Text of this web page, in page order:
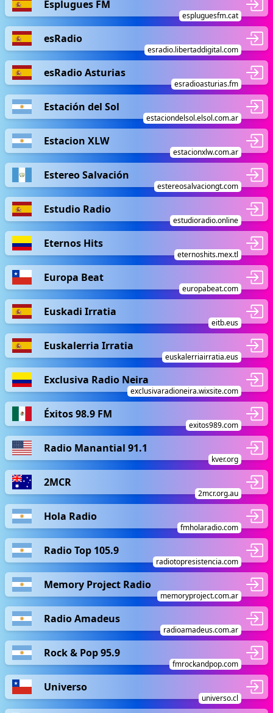
Esplugues FM
espluguesfm.cat
esRadio
esradio.libertaddigital.com
esRadio Asturias
esradioasturias.fm
Estación del Sol
estaciondelsol.elsol.com.ar
Estacion XLW
estacionxlw.com.ar
Estereo Salvación
estereosalvaciongt.com
Estudio Radio
estudioradio.online
Eternos Hits
eternoshits.mex.tl
Europa Beat
europabeat.com
Euskadi Irratia
eitb.eus
Euskalerria Irratia
euskalerriairratia.eus
Exclusiva Radio Neira
exclusivaradioneira.wixsite.com
Éxitos 98.9 FM
exitos989.com
Radio Manantial 91.1
kver.org
2MCR
2mcr.org.au
Hola Radio
fmholaradio.com
Radio Top 105.9
radiotopresistencia.com
Memory Project Radio
memoryproject.com.ar
Radio Amadeus
radioamadeus.com.ar
Rock & Pop 95.9
fmrockandpop.com
Universo
universo.cl